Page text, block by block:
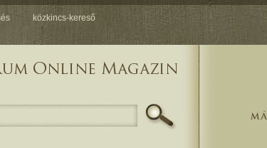
közkincs-kereső